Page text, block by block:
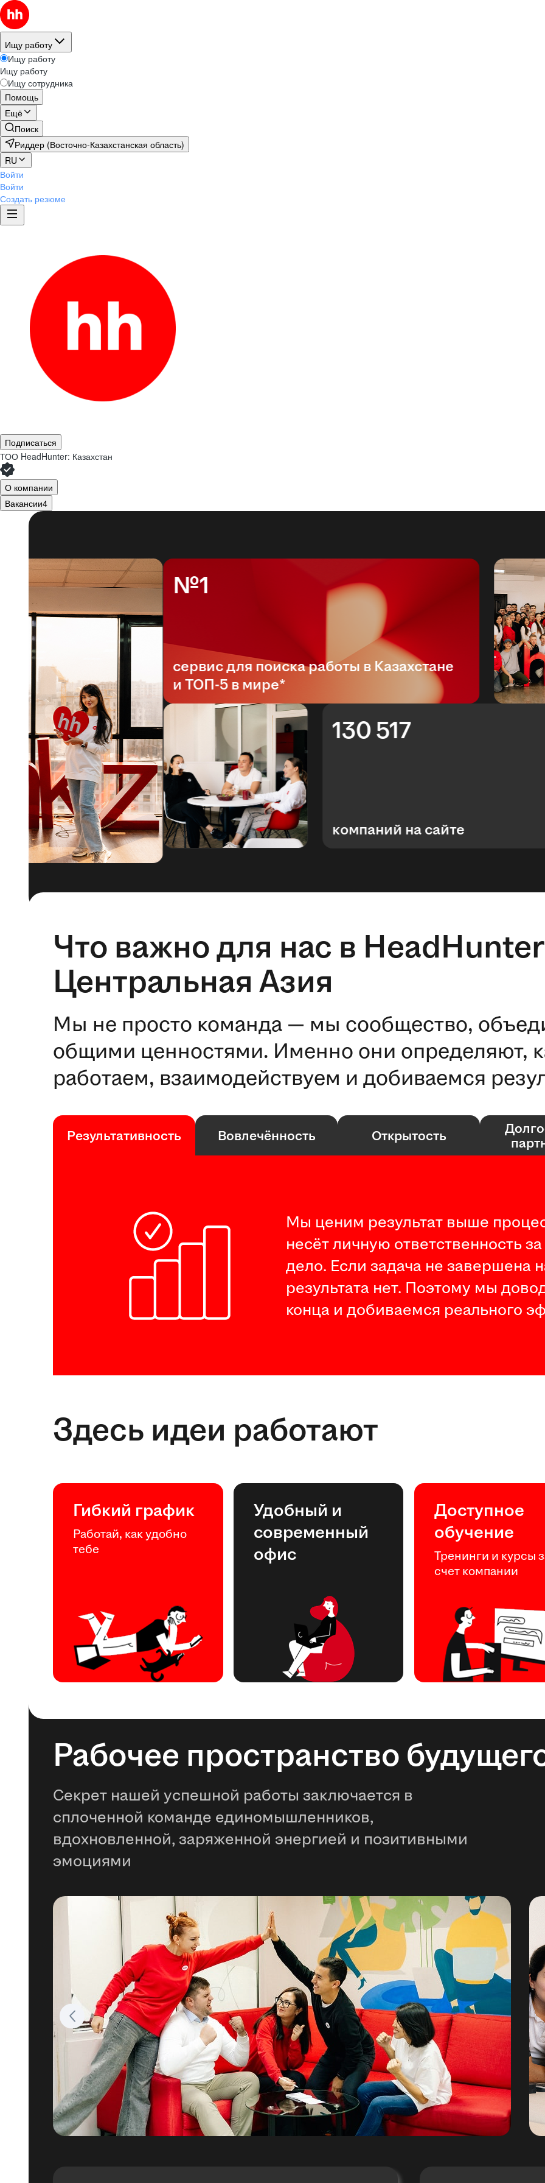
Ищу работу
Ищу работу
Ищу работу
Ищу сотрудника
Помощь
Ещё
Поиск
Риддер (Восточно-Казахстанская область)
RU
Войти
Войти
Создать резюме
Подписаться
ТОО HeadHunter: Казахстан
О компании
Вакансии4
№1
сервис для поиска работы в Казахстане
и ТОП-5 в мире*
130 517
компаний на сайте
Что важно для нас в HeadHunter
Центральная Азия
Мы не просто команда — мы сообщество,
общими ценностями. Именно они определяют,
работаем, взаимодействуем и добиваемся
Результативность Вовлечённость Открытость
Мы ценим результат выше
несёт личную ответственность
дело. Если задача не завершена
результата нет. Поэтому мы
конца и добиваемся реального
Здесь идеи работают
Гибкий график
Работай, как удобно
тебе
Удобный и
современный
офис
Доступное
обучение
Тренинги и курсы
счет компании
Рабочее пространство
Секрет нашей успешной работы заключается в
сплоченной команде единомышленников,
вдохновленной, заряженной энергией и позитивными
эмоциями